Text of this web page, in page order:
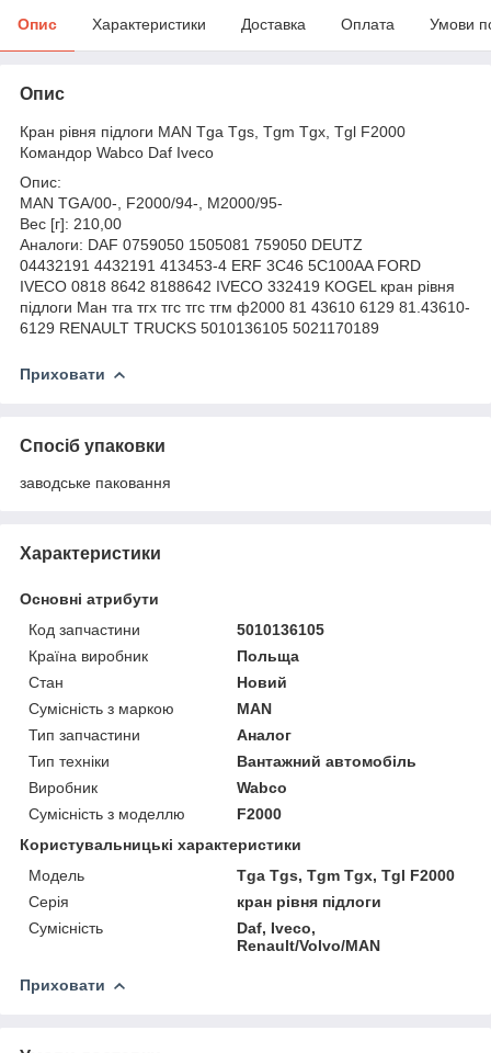
Опис Характеристики Доставка Оплата Умови
Опис
Кран рівня підлоги MAN Tga Tgs, Tgm Tgx, Tgl F2000
Командор Wabco Daf Iveco
Опис:
MAN TGA/00-, F2000/94-, M2000/95-
Вес [г]: 210,00
Аналоги: DAF 0759050 1505081 759050 DEUTZ
04432191 4432191 413453-4 ERF 3C46 5C100AA FORD
IVECO 0818 8642 8188642 IVECO 332419 KOGEL кран рівня
підлоги Ман тга тгх тгс тгс тгм ф2000 81 43610 6129 81.43610-
6129 RENAULT TRUCKS 5010136105 5021170189
Приховати
Спосіб упаковки
заводське паковання
Характеристики
Основні атрибути
Код запчастини
5010136105
Країна виробник
Польща
Стан
Новий
Сумісність з маркою
MAN
Тип запчастини
Аналог
Тип техніки
Вантажний автомобіль
Виробник
Wabco
Сумісність з моделлю
F2000
Користувальницькі характеристики
Мoдель
Tga Tgs, Tgm Tgx, Tgl F2000
Серія
кран рівня підлоги
Сумісність
Daf, Iveco,
Renault/Volvo/MAN
Приховати